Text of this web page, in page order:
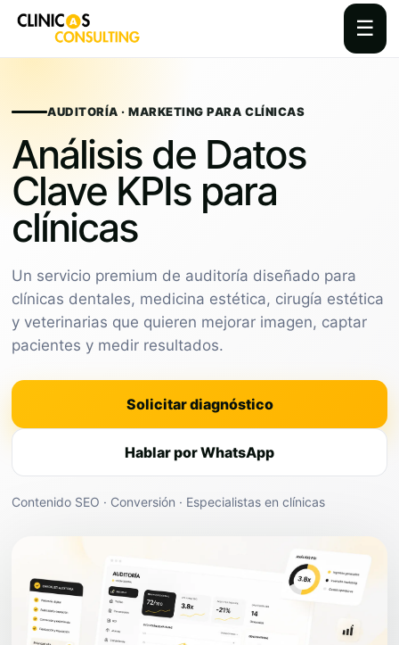
☰
contentAUDITORÍA · MARKETING PARA CLÍNICAS
Análisis de Datos
Clave KPIs para
clínicas
Un servicio premium de auditoría diseñado para
clínicas dentales, medicina estética, cirugía estética
y veterinarias que quieren mejorar imagen, captar
pacientes y medir resultados.
Solicitar diagnóstico
Hablar por WhatsApp
Contenido SEO · Conversión · Especialistas en clínicas